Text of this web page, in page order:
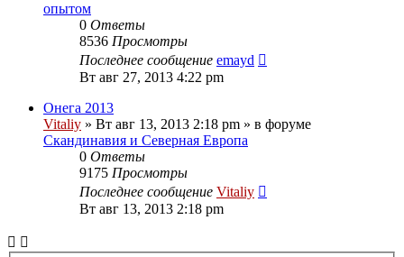
опытом
0 Ответы
8536 Просмотры
Последнее сообщение emayd
Вт авг 27, 2013 4:22 pm
Онега 2013
Vitaliy » Вт авг 13, 2013 2:18 pm » в форуме
Скандинавия и Северная Европа
0 Ответы
9175 Просмотры
Последнее сообщение Vitaliy
Вт авг 13, 2013 2:18 pm